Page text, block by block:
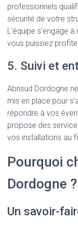
professionnels
sécurité de votre
L’équipe s’engage
vous puissiez
5. Suivi et
Abrisud Dordogne
mis en place pour
répondre à vos
propose des
vos installations au
Pourquoi
Dordogne ?
Un savoir-